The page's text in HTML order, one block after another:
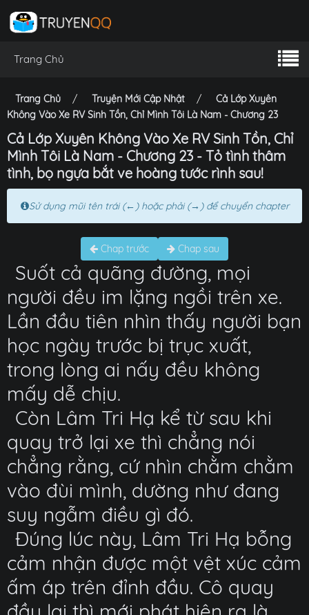
Trang Chủ
Trang Chủ Truyện Mới Cập Nhật
Cả Lớp Xuyên
Không Vào Xe RV Sinh Tồn, Chỉ Mình Tôi Là Nam - Chương 23
Cả Lớp Xuyên Không Vào Xe RV Sinh Tồn, Chỉ
Mình Tôi Là Nam - Chương 23 - Tỏ tình thâm
tình, bọ ngựa bắt ve hoàng tước rình sau!
Sử dụng mũi tên trái (←) hoặc phải (→) để chuyển chapter
Chap trước Chap sau
Suốt cả quãng đường, mọi
người đều im lặng ngồi trên xe.
Lần đầu tiên nhìn thấy người bạn
học ngày trước bị trục xuất,
trong lòng ai nấy đều không
mấy dễ chịu.
Còn Lâm Tri Hạ kể từ sau khi
quay trở lại xe thì chẳng nói
chẳng rằng, cứ nhìn chằm chằm
vào đùi mình, dường như đang
suy ngẫm điều gì đó.
Đúng lúc này, Lâm Tri Hạ bỗng
cảm nhận được một vệt xúc cảm
ấm áp trên đỉnh đầu. Cô quay